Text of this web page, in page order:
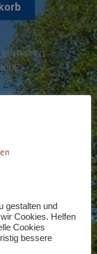
(1-
on
für
gestalten und
Cookies. Helfen
Cookies
bessere